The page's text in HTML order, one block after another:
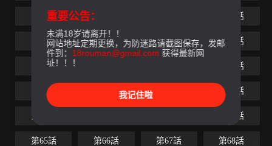
第45話 第46話 第48話
第49話 第50話 第51話 第52話
第53話 第56話
第57話 第60話
第64話
第65話 第66話 第67話 第68話
重要公告：
未满18岁请离开！！
网站地址定期更换，为防迷路请截图保存，发邮
件到： 18rouman@gmail.com 获得最新网
址！！！
我记住啦